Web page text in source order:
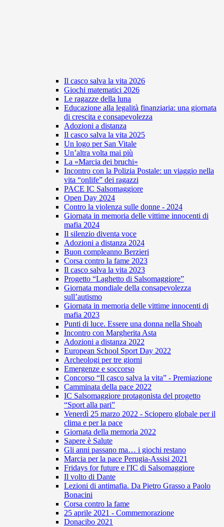
Il casco salva la vita 2026
Giochi matematici 2026
Le ragazze della luna
Educazione alla legalità finanziaria: una giornata
di crescita e consapevolezza
Adozioni a distanza
Il casco salva la vita 2025
Un logo per San Vitale
Un’altra volta mai più
La «Marcia dei bruchi»
Incontro con la Polizia Postale: un viaggio nella
vita “onlife” dei ragazzi
PACE IC Salsomaggiore
Open Day 2024
Contro la violenza sulle donne - 2024
Giornata in memoria delle vittime innocenti di
mafia 2024
Il silenzio diventa voce
Adozioni a distanza 2024
Buon compleanno Berzieri
Corsa contro la fame 2023
Il casco salva la vita 2023
Progetto “Laghetto di Salsomaggiore”
Giornata mondiale della consapevolezza
sull’autismo
Giornata in memoria delle vittime innocenti di
mafia 2023
Punti di luce. Essere una donna nella Shoah
Incontro con Margherita Asta
Adozioni a distanza 2022
European School Sport Day 2022
Archeologi per tre giorni
Emergenze e soccorso
Concorso “Il casco salva la vita” - Premiazione
Camminata della pace 2022
IC Salsomaggiore protagonista del progetto
“Sport alla pari”
Venerdì 25 marzo 2022 - Sciopero globale per il
clima e per la pace
Giornata della memoria 2022
Sapere è Salute
Gli anni passano ma… i giochi restano
Marcia per la pace Perugia-Assisi 2021
Fridays for future e l'IC di Salsomaggiore
Il volto di Dante
Lezioni di antimafia. Da Pietro Grasso a Paolo
Bonacini
Corsa contro la fame
25 aprile 2021 - Commemorazione
Donacibo 2021